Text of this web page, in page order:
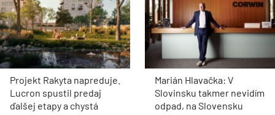
Projekt Rakyta napreduje.
Lucron spustil predaj
ďalšej etapy a chystá
Marián Hlavačka: V
Slovinsku takmer nevidím
odpad, na Slovensku